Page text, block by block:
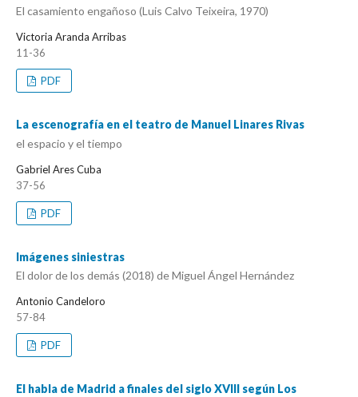
El casamiento engañoso (Luis Calvo Teixeira, 1970)
Victoria Aranda Arribas
11-36
PDF
La escenografía en el teatro de Manuel Linares Rivas
el espacio y el tiempo
Gabriel Ares Cuba
37-56
PDF
Imágenes siniestras
El dolor de los demás (2018) de Miguel Ángel Hernández
Antonio Candeloro
57-84
PDF
El habla de Madrid a finales del siglo XVIII según Los